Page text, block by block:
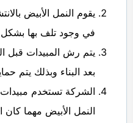
يقوم النمل الأبيض
في وجود تلف بها بشكل
يتم رش المبيدات قبل
بعد البناء وبذلك يتم
الشركة تستخدم
النمل الأبيض مهما كان